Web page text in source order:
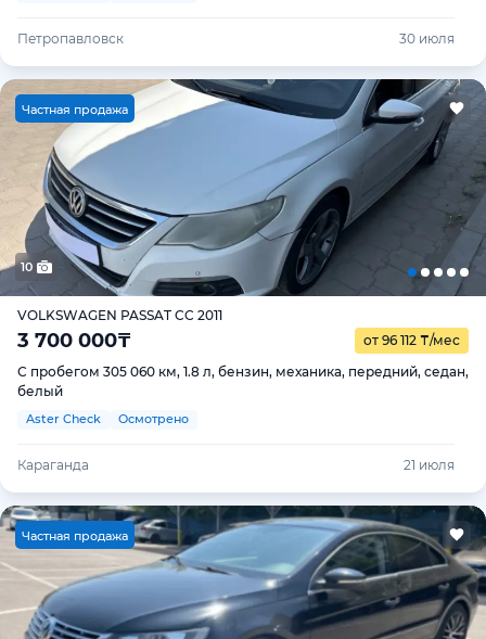
Петропавловск 30 июля
Частная продажа
10
VOLKSWAGEN PASSAT CC 2011
3 700 000₸ от 96 112 ₸/мес
С пробегом 305 060 км, 1.8 л, бензин, механика, передний, седан,
белый
Aster Check Осмотрено
Караганда 21 июля
Частная продажа